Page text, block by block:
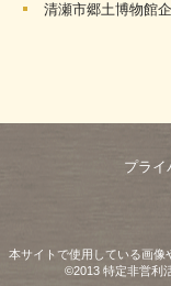
清瀬市郷土博物館
プラ
本サイトで使用している画
©2013 特定非営利